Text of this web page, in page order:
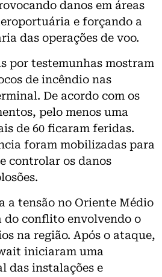
danos em áreas
e forçando a
das operações de voo.
por testemunhas mostram
de incêndio nas
De acordo com os
pelo menos uma
de 60 ficaram feridas.
foram mobilizadas para
controlar os danos
a tensão no Oriente Médio
do conflito envolvendo o
na região. Após o ataque,
iniciaram uma
das instalações e